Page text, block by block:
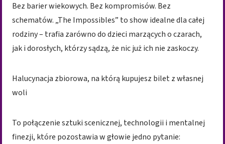
Bez barier wiekowych. Bez kompromisów. Bez
schematów. „The Impossibles” to show idealne dla całej
rodziny – trafia zarówno do dzieci marzących o czarach,
jak i dorosłych, którzy sądzą, że nic już ich nie zaskoczy.
Halucynacja zbiorowa, na którą kupujesz bilet z własnej
woli
To połączenie sztuki scenicznej, technologii i mentalnej
finezji, które pozostawia w głowie jedno pytanie: